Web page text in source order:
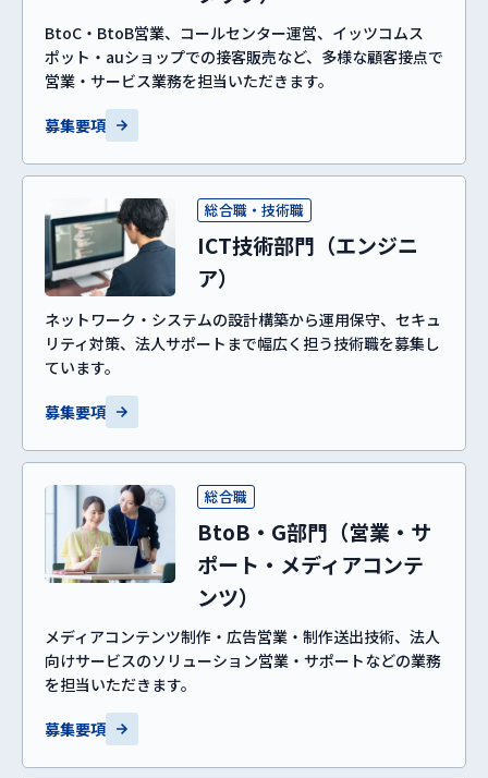
BtoC・BtoB営業、コールセンター運営、イッツコムス
ポット・auショップでの接客販売など、多様な顧客接点で
営業・サービス業務を担当いただきます。
募集要項
総合職・技術職
ICT技術部門（エンジニ
ア）
ネットワーク・システムの設計構築から運用保守、セキュ
リティ対策、法人サポートまで幅広く担う技術職を募集し
ています。
募集要項
総合職
BtoB・G部門（営業・サ
ポート・メディアコンテ
ンツ）
メディアコンテンツ制作・広告営業・制作送出技術、法人
向けサービスのソリューション営業・サポートなどの業務
を担当いただきます。
募集要項